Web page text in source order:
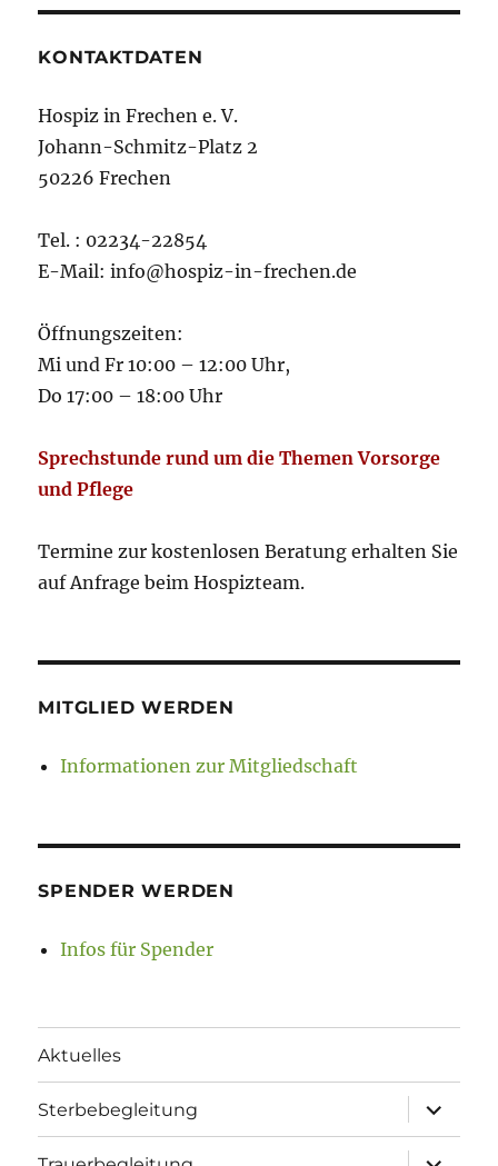
KONTAKTDATEN
Hospiz in Frechen e. V.
Johann-Schmitz-Platz 2
50226 Frechen
Tel. : 02234-22854
E-Mail: info@hospiz-in-frechen.de
Öffnungszeiten:
Mi und Fr 10:00 – 12:00 Uhr,
Do 17:00 – 18:00 Uhr
Sprechstunde rund um die Themen Vorsorge
und Pflege
Termine zur kostenlosen Beratung erhalten Sie
auf Anfrage beim Hospizteam.
MITGLIED WERDEN
Informationen zur Mitgliedschaft
SPENDER WERDEN
Infos für Spender
Aktuelles
Sterbebegleitung
öffnen